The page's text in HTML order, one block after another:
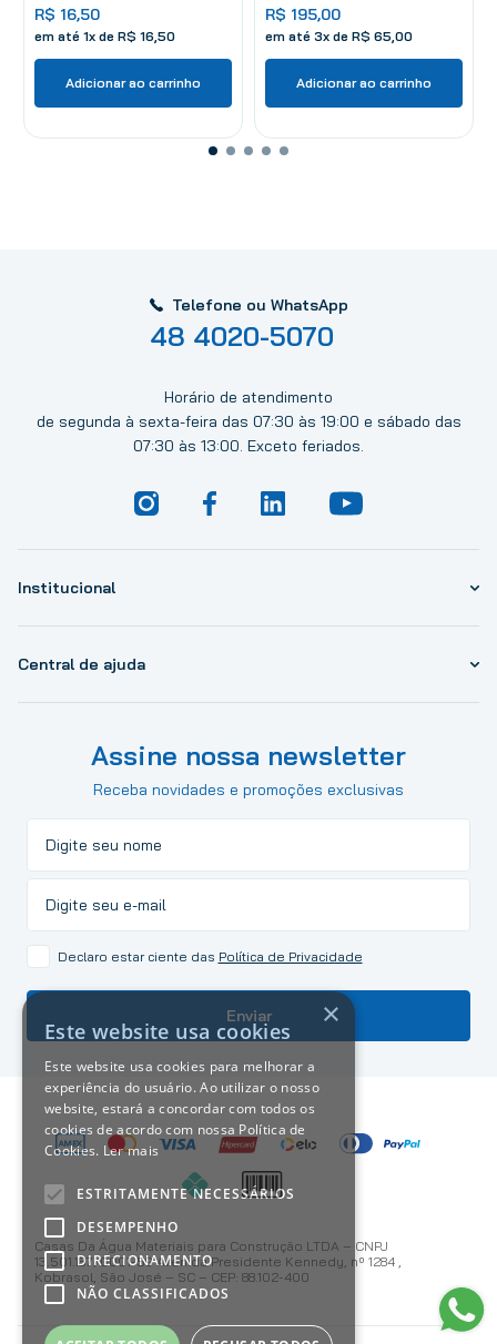
R$ 16,50
em até 1x de R$ 16 50
Adicionar ao carrinho
R$ 195,00
em até 3x de R$ 65 00
Adicionar ao carrinho
Telefone ou WhatsApp
48 4020-5070
Horário de atendimento
de segunda à sexta-feira das 07:30 às 19:00 e sábado das
07:30 às 13:00. Exceto feriados.
Institucional
Central de ajuda
Assine nossa newsletter
Receba novidades e promoções exclusivas
Declaro estar ciente das Política de Privacidade
Enviar
Casas Da Água Materiais para Construção LTDA – CNPJ
13.501.187/0001-59 Avenida Presidente Kennedy, nº 1284 ,
Kobrasol, São José – SC – CEP: 88.102-400
×
Este website usa cookies
Este website usa cookies para melhorar a
experiência do usuário. Ao utilizar o nosso
website, estará a concordar com todos os
cookies de acordo com nossa Política de
Cookies. Ler mais
ESTRITAMENTE NECESSÁRIOS
DESEMPENHO
DIRECIONAMENTO
NÃO CLASSIFICADOS